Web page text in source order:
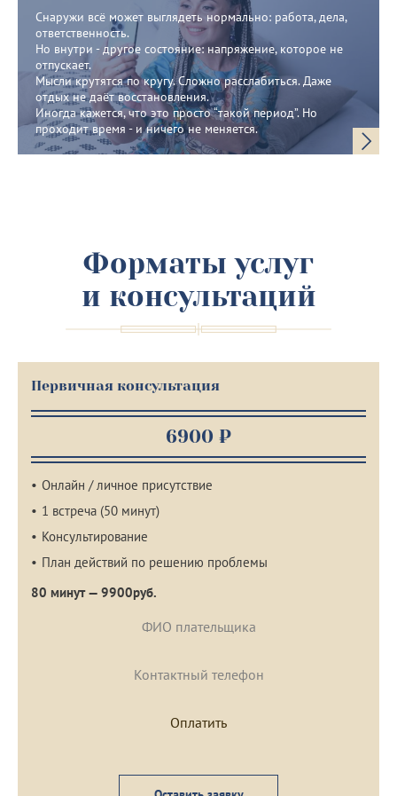
Снаружи всё может выглядеть нормально: работа, дела,
ответственность.
Но внутри - другое состояние: напряжение, которое не
отпускает.
Мысли крутятся по кругу. Сложно расслабиться. Даже
отдых не даёт восстановления.
Иногда кажется, что это просто “такой период”. Но
проходит время - и ничего не меняется.
Форматы услуг
и консультаций
Первичная консультация
6900 ₽
Онлайн / личное присутствие
1 встреча (50 минут)
Консультирование
План действий по решению проблемы
80 минут — 9900руб.